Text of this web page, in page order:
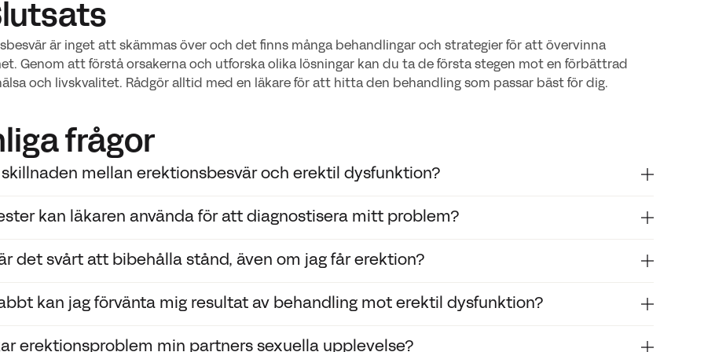
är inget att skämmas över och det finns många behandlingar och strategier för att övervinna
Genom att förstå orsakerna och utforska olika lösningar kan du ta de första stegen mot en förbättrad
och livskvalitet. Rådgör alltid med en läkare för att hitta den behandling som passar bäst för dig.
frågor
skillnaden mellan erektionsbesvär och erektil dysfunktion?
samma sak - erektil dysfunktion är den medicinska termen, medan erektionsbesvär är ett mer
Om problemet uppstår tillfälligt på grund av stress eller alkohol räknas det ofta inte som erektil dysfunktion,
kan läkaren använda för att diagnostisera mitt problem?
börjar vanligtvis med frågor om din hälsa, livsstil och läkemedel och kan använda frågeformuläret IIEF för att
erektionstester hjälpa till att hitta en bakomliggande orsak och välja rätt behandling mot erektil
det svårt att bibehålla stånd, även om jag får erektion?
svårt att bibehålla stånd kan bero på otillräckligt blodflöde till penis, nervpåverkan, psykologiska faktorer
faktorer spelar in.
kan jag förvänta mig resultat av behandling mot erektil dysfunktion?
erektionsproblem min partners sexuella upplevelse?